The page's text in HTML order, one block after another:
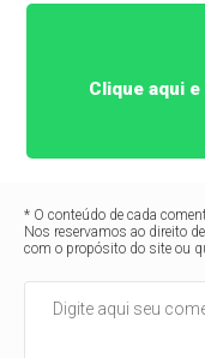
Clique aqui
* O conteúdo de cada
Nos reservamos ao direito
com o propósito do site ou